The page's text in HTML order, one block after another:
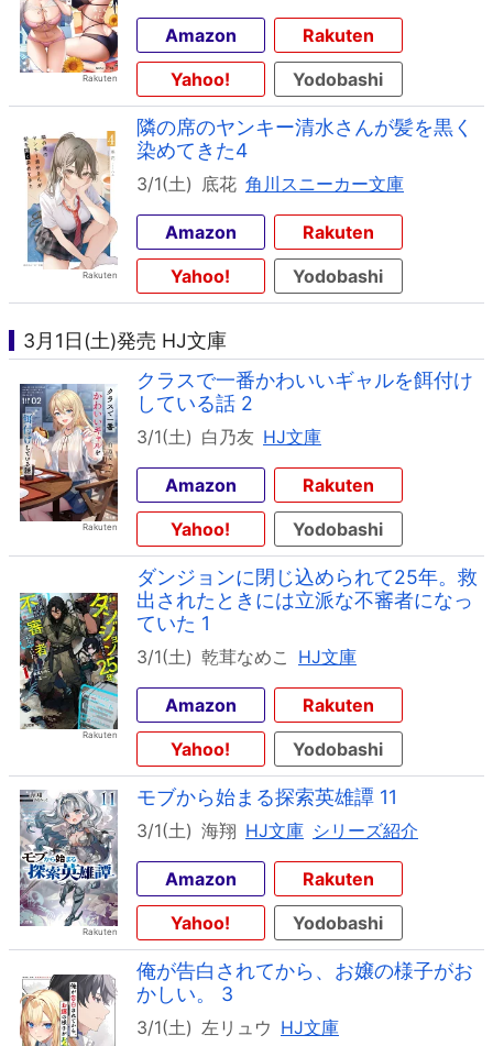
Amazon
Rakuten
Yahoo!
Yodobashi
隣の席のヤンキー清水さんが髪を黒く
染めてきた4
3/1(土) 底花 角川スニーカー文庫
Amazon
Rakuten
Yahoo!
Yodobashi
3月1日(土)発売 HJ文庫
クラスで一番かわいいギャルを餌付け
している話 2
3/1(土) 白乃友 HJ文庫
Amazon
Rakuten
Yahoo!
Yodobashi
ダンジョンに閉じ込められて25年。救
出されたときには立派な不審者になっ
ていた 1
3/1(土) 乾茸なめこ HJ文庫
Amazon
Rakuten
Yahoo!
Yodobashi
モブから始まる探索英雄譚 11
3/1(土) 海翔 HJ文庫 シリーズ紹介
Amazon
Rakuten
Yahoo!
Yodobashi
俺が告白されてから、お嬢の様子がお
かしい。 3
3/1(土) 左リュウ HJ文庫